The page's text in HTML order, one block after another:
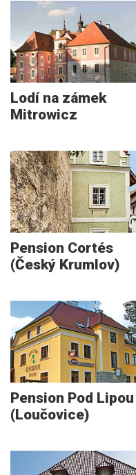
Lodí na zámek
Mitrowicz
Pension Cortés
(Český Krumlov)
Pension Pod Lipou
(Loučovice)